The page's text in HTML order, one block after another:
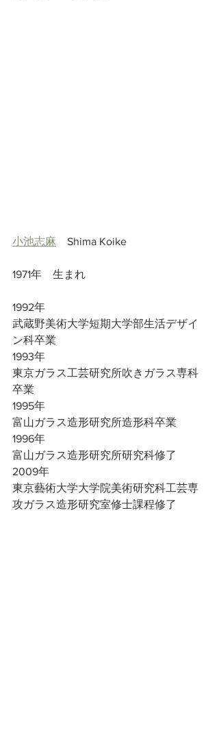
小池志麻 Shima Koike
1971年　生まれ
1992年
武蔵野美術大学短期大学部生活デザイ
ン科卒業
1993年
東京ガラス工芸研究所吹きガラス専科
卒業
1995年
富山ガラス造形研究所造形科卒業
1996年
富山ガラス造形研究所研究科修了
2009年
東京藝術大学大学院美術研究科工芸専
攻ガラス造形研究室修士課程修了